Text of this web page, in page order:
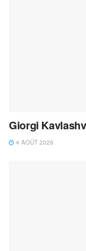
Giorgi
4 AOÛT 2026